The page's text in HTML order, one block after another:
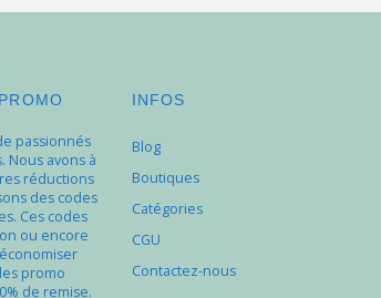
passionnés
Nous avons à
réductions
des codes
Ces codes
ou encore
promo
de remise.
INFOS
Blog
Boutiques
Catégories
CGU
Contactez-nous